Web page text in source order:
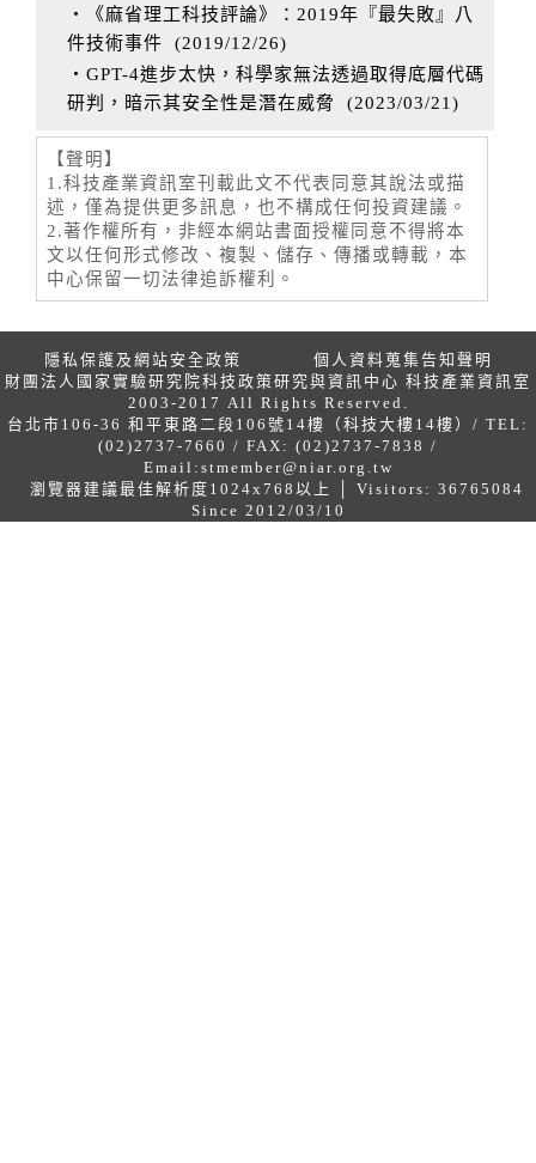
‧《麻省理工科技評論》：2019年『最失敗』八
件技術事件 (2019/12/26)
‧GPT-4進步太快，科學家無法透過取得底層代碼
研判，暗示其安全性是潛在威脅
(2023/03/21 )
【聲明】
1.科技產業資訊室刊載此文不代表同意其說法或描
述，僅為提供更多訊息，也不構成任何投資建議。
2.著作權所有，非經本網站書面授權同意不得將本
文以任何形式修改、複製、儲存、傳播或轉載，本
中心保留一切法律追訴權利。
隱私保護及網站安全政策
個人資料蒐集告知聲明
財團法人國家實驗研究院科技政策研究與資訊中心 科技產業資訊室
2003-2017 All Rights Reserved.
台北市106-36 和平東路二段106號14樓（科技大樓14樓）/ TEL:
(02)2737-7660 / FAX: (02)2737-7838 /
Email: stmember@niar.org.tw
瀏覽器建議最佳解析度1024x768以上 │ Visitors: 36765084
Since 2012/03/10